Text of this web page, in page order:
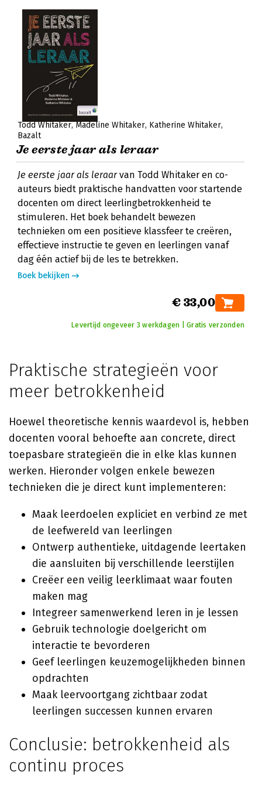
Todd Whitaker Madeline Whitaker Katherine Whitaker
Bazalt
Je eerste jaar als leraar
Je eerste jaar als leraarvan Todd Whitaker en co-
auteurs biedt praktische handvatten voor startende
docenten om direct leerlingbetrokkenheid te
stimuleren. Het boek behandelt bewezen
technieken om een positieve klassfeer te creëren,
effectieve instructie te geven en leerlingen vanaf
dag één actief bij de les te betrekken.
Boek bekijken
€ 33,00
Levertijd ongeveer 3 werkdagen | Gratis verzonden
Praktische strategieën voor
meer betrokkenheid
Hoewel theoretische kennis waardevol is, hebben
docenten vooral behoefte aan concrete, direct
toepasbare strategieën die in elke klas kunnen
werken. Hieronder volgen enkele bewezen
technieken die je direct kunt implementeren:
Maak leerdoelen expliciet en verbind ze met
de leefwereld van leerlingen
Ontwerp authentieke, uitdagende leertaken
die aansluiten bij verschillende leerstijlen
Creëer een veilig leerklimaat waar fouten
maken mag
Integreer samenwerkend leren in je lessen
Gebruik technologie doelgericht om
interactie te bevorderen
Geef leerlingen keuzemogelijkheden binnen
opdrachten
Maak leervoortgang zichtbaar zodat
leerlingen successen kunnen ervaren
Conclusie: betrokkenheid als
continu proces